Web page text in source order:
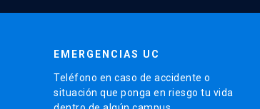
EMERGENCIAS UC
Teléfono en caso de accidente o
situación que ponga en riesgo tu vida